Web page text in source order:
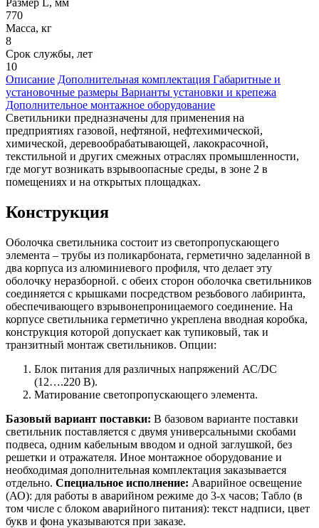
770
Масса, кг
8
Срок службы, лет
10
Описание Дополнительная комплектация Габаритные и
установочные размеры Варианты установки и крепежа
Дополнительное монтажное оборудование
Светильники предназначены для применения на
предприятиях газовой, нефтяной, нефтехимической,
химической, деревообрабатывающей, лакокрасочной,
текстильной и других смежных отраслях промышленности,
где могут возникать взрывоопасные среды, в зоне 2 в
помещениях и на открытых площадках.
Конструкция
Оболочка светильника состоит из светопропускающего
элемента – трубы из поликарбоната, герметично заделанной в
два корпуса из алюминиевого профиля, что делает эту
оболочку неразборной. с обеих сторон оболочка светильников
соединяется с крышками посредством резьбового лабиринта,
обеспечивающего взрывонепроницаемого соединение. На
корпусе светильника герметично укреплена вводная коробка,
конструкция которой допускает как тупиковый, так и
транзитный монтаж светильников. Опции:
Блок питания для различных напряжений АС/DC
(12….220 В).
Матирование светопропускающего элемента.
Базовый вариант поставки: В базовом варианте поставки
светильник поставляется с двумя универсальными скобами
подвеса, одним кабельным вводом и одной заглушкой, без
решетки и отражателя. Иное монтажное оборудование и
необходимая дополнительная комплектация заказывается
отдельно. Специальное исполнение: Аварийное освещение
(АО): для работы в аварийном режиме до 3-х часов; Табло (в
том числе с блоком аварийного питания): текст надписи, цвет
букв и фона указываются при заказе.